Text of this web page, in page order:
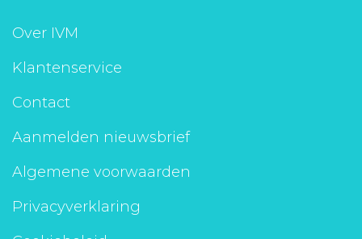
Over IVM
Klantenservice
Contact
Aanmelden nieuwsbrief
Algemene voorwaarden
Privacyverklaring